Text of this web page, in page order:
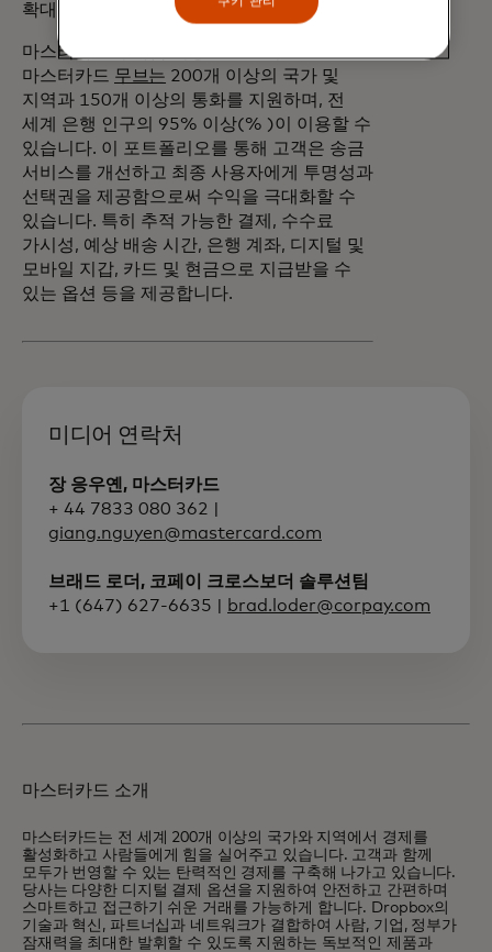
확대되었습니다.
마스터카드의 자금 이동 포트폴리오인
마스터카드 무브는 200개 이상의 국가 및
지역과 150개 이상의 통화를 지원하며, 전
세계 은행 인구의 95% 이상(% )이 이용할 수
있습니다. 이 포트폴리오를 통해 고객은 송금
서비스를 개선하고 최종 사용자에게 투명성과
선택권을 제공함으로써 수익을 극대화할 수
있습니다. 특히 추적 가능한 결제, 수수료
가시성, 예상 배송 시간, 은행 계좌, 디지털 및
모바일 지갑, 카드 및 현금으로 지급받을 수
있는 옵션 등을 제공합니다.
미디어 연락처
장 응우옌, 마스터카드
+ 44 7833 080 362 |
giang.nguyen@mastercard.com
브래드 로더, 코페이 크로스보더 솔루션팀
+1 (647) 627-6635 |
brad.loder@corpay.com
마스터카드 소개
마스터카드는 전 세계 200개 이상의 국가와 지역에서 경제를
활성화하고 사람들에게 힘을 실어주고 있습니다. 고객과 함께
모두가 번영할 수 있는 탄력적인 경제를 구축해 나가고 있습니다.
당사는 다양한 디지털 결제 옵션을 지원하여 안전하고 간편하며
스마트하고 접근하기 쉬운 거래를 가능하게 합니다. Dropbox의
기술과 혁신, 파트너십과 네트워크가 결합하여 사람, 기업, 정부가
잠재력을 최대한 발휘할 수 있도록 지원하는 독보적인 제품과